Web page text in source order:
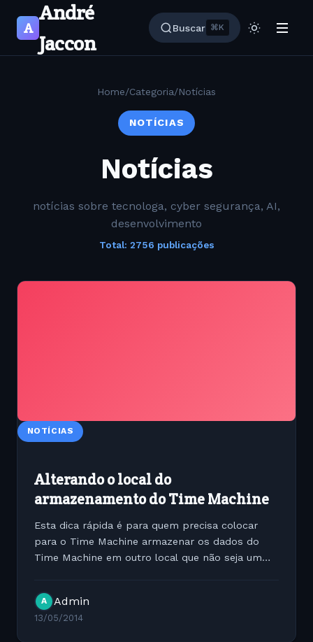
A
André
Jaccon
Buscar ⌘K
Home/Categoria/Notícias
NOTÍCIAS
Notícias
notícias sobre tecnologa, cyber segurança, AI,
desenvolvimento
Total: 2756 publicações
NOTÍCIAS
Alterando o local do
armazenamento do Time Machine
Esta dica rápida é para quem precisa colocar
para o Time Machine armazenar os dados do
Time Machine em outro local que não seja um
um servidor ou até mesmo...
A Admin
13/05/2014